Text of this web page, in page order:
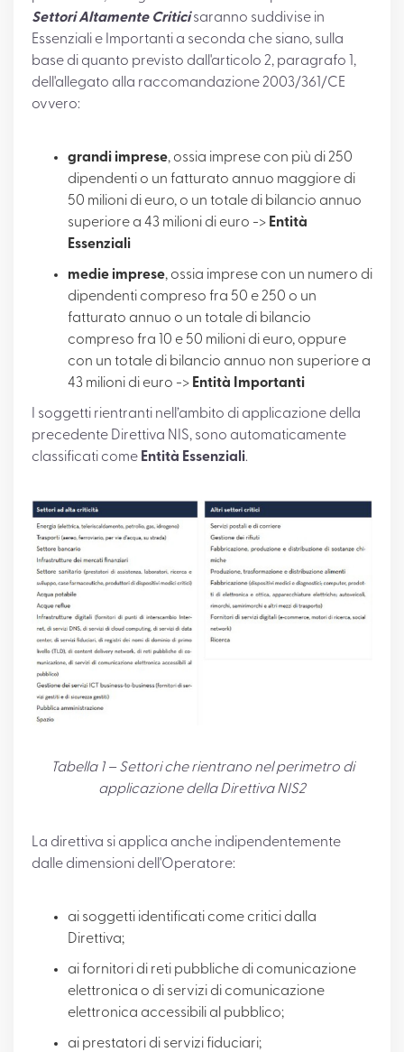
Settori Altamente Criticisaranno suddivise in
Essenziali e Importanti a seconda che siano, sulla
base di quanto previsto dall'articolo 2, paragrafo 1,
dell'allegato alla raccomandazione 2003/361/CE
ovvero:
grandi imprese, ossia imprese con più di 250
dipendenti o un fatturato annuo maggiore di
50 milioni di euro, o un totale di bilancio annuo
superiore a 43 milioni di euro -> Entità
Essenziali
medie imprese, ossia imprese con un numero di
dipendenti compreso fra 50 e 250 o un
fatturato annuo o un totale di bilancio
compreso fra 10 e 50 milioni di euro, oppure
con un totale di bilancio annuo non superiore a
43 milioni di euro -> Entità Importanti
I soggetti rientranti nell’ambito di applicazione della
precedente Direttiva NIS, sono automaticamente
classificati come Entità Essenziali.
Tabella 1 – Settori che rientrano nel perimetro di
applicazione della Direttiva NIS2
La direttiva si applica anche indipendentemente
dalle dimensioni dell'Operatore:
ai soggetti identificati come critici dalla
Direttiva;
ai fornitori di reti pubbliche di comunicazione
elettronica o di servizi di comunicazione
elettronica accessibili al pubblico;
ai prestatori di servizi fiduciari;